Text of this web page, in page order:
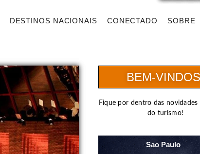
DESTINOS NACIONAIS CONECTADO SOBRE
BEM-
Fique por dentro das
do turismo!
Sao Paulo